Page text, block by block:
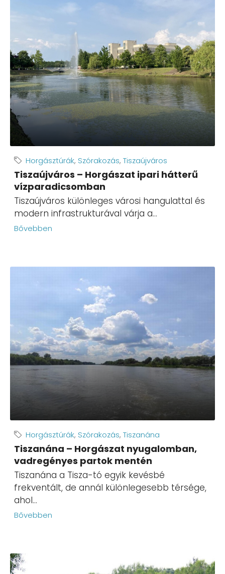
Horgásztúrák, Szórakozás, Tiszaújváros
Tiszaújváros – Horgászat ipari hátterű
vízparadicsomban
Tiszaújváros különleges városi hangulattal és
modern infrastrukturával várja a...
Bővebben
Horgásztúrák, Szórakozás, Tiszanána
Tiszanána – Horgászat nyugalomban,
vadregényes partok mentén
Tiszanána a Tisza-tó egyik kevésbé
frekventált, de annál különlegesebb térsége,
ahol...
Bővebben